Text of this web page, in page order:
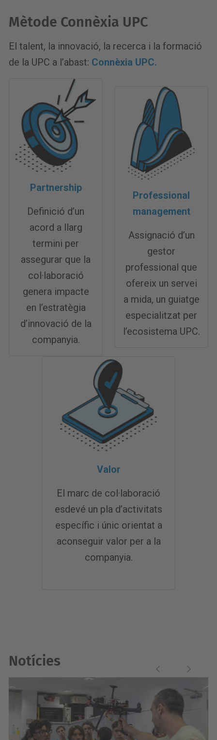
Mètode Connèxia UPC
El talent, la innovació, la recerca i la formació
de la UPC a l’abast: Connèxia UPC.
Partnership
Definició d’un
acord a llarg
termini per
assegurar que la
col·laboració
genera impacte
en l’estratègia
d’innovació de la
companyia.
Professional
management
Assignació d’un
gestor
professional que
ofereix un servei
a mida, un guiatge
especialitzat per
l’ecosistema UPC.
Valor
El marc de col·laboració
esdevé un pla d’activitats
específic i únic orientat a
aconseguir valor per a la
companyia.
Notícies
PreviousNext